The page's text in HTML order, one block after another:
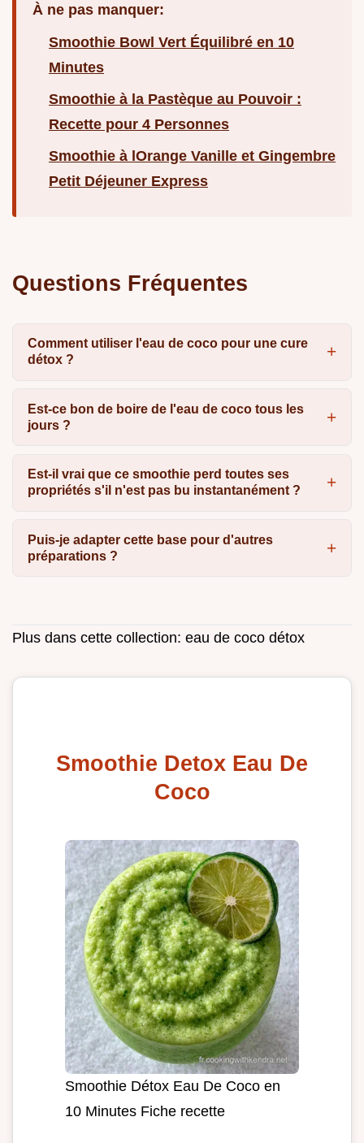
À ne pas manquer:
Smoothie Bowl Vert Équilibré en 10
Minutes
Smoothie à la Pastèque au Pouvoir :
Recette pour 4 Personnes
Smoothie à lOrange Vanille et Gingembre
Petit Déjeuner Express
Questions Fréquentes
Comment utiliser l'eau de coco pour une cure
détox ?
Est-ce bon de boire de l'eau de coco tous les
jours ?
Est-il vrai que ce smoothie perd toutes ses
propriétés s'il n'est pas bu instantanément ?
Puis-je adapter cette base pour d'autres
préparations ?
Plus dans cette collection: eau de coco détox
Smoothie Detox Eau De
Coco
Smoothie Détox Eau De Coco en
10 Minutes Fiche recette